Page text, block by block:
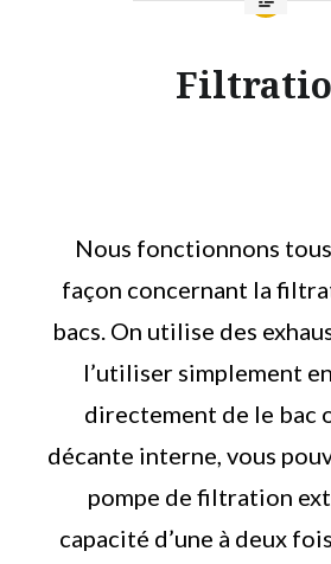
Nous fonctionnons
façon concernant la
bacs. On utilise des
l’utiliser simplement
directement de le bac
décante interne, vous
pompe de filtration
capacité d’une à deux